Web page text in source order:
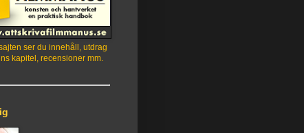
ser du innehåll, utdrag
kapitel, recensioner mm.